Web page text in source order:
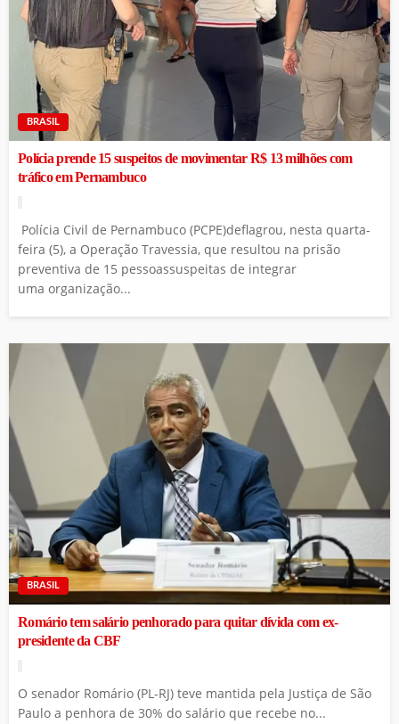
BRASIL
Polícia prende 15 suspeitos de movimentar R$ 13 milhões com
tráfico em Pernambuco
Polícia Civil de Pernambuco (PCPE)deflagrou, nesta quarta-
feira (5), a Operação Travessia, que resultou na prisão
preventiva de 15 pessoassuspeitas de integrar
uma organização...
BRASIL
Romário tem salário penhorado para quitar dívida com ex-
presidente da CBF
O senador Romário (PL-RJ) teve mantida pela Justiça de São
Paulo a penhora de 30% do salário que recebe no...